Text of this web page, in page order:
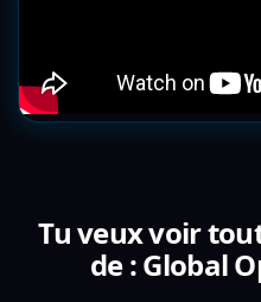
Tu veux voir
de : Global